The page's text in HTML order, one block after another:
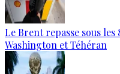
Le Brent repasse sous
Washington et Téhéran